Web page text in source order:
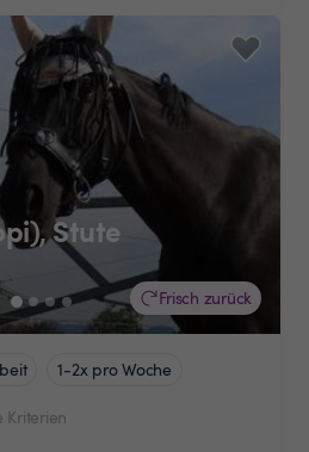
Frisch zurück
Stute
1-2x pro Woche
Kriterien